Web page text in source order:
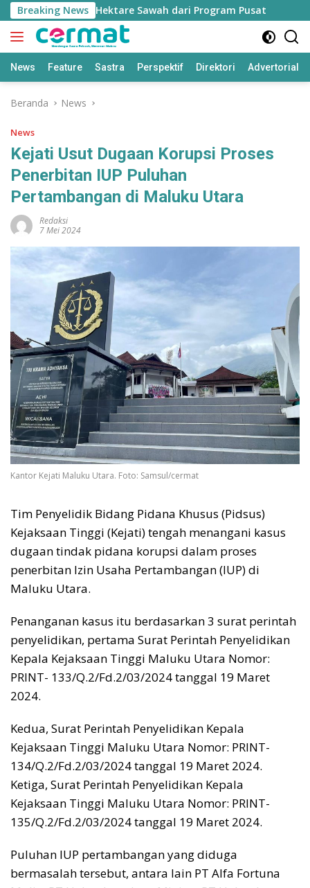
Langsung
ke
konten
Breaking News
7.500 Hektare Sawah dari Program Pusat
News Feature Sastra Perspektif Direktori Advertorial
Beranda News
News
Kejati Usut Dugaan Korupsi Proses
Penerbitan IUP Puluhan
Pertambangan di Maluku Utara
Redaksi
7 Mei 2024
Kantor Kejati Maluku Utara. Foto: Samsul/cermat
Tim Penyelidik Bidang Pidana Khusus (Pidsus)
Kejaksaan Tinggi (Kejati) tengah menangani kasus
dugaan tindak pidana korupsi dalam proses
penerbitan Izin Usaha Pertambangan (IUP) di
Maluku Utara.
Penanganan kasus itu berdasarkan 3 surat perintah
penyelidikan, pertama Surat Perintah Penyelidikan
Kepala Kejaksaan Tinggi Maluku Utara Nomor:
PRINT- 133/Q.2/Fd.2/03/2024 tanggal 19 Maret
2024.
Kedua, Surat Perintah Penyelidikan Kepala
Kejaksaan Tinggi Maluku Utara Nomor: PRINT-
134/Q.2/Fd.2/03/2024 tanggal 19 Maret 2024.
Ketiga, Surat Perintah Penyelidikan Kepala
Kejaksaan Tinggi Maluku Utara Nomor: PRINT-
135/Q.2/Fd.2/03/2024 tanggal 19 Maret 2024.
Puluhan IUP pertambangan yang diduga
bermasalah tersebut, antara lain PT Alfa Fortuna